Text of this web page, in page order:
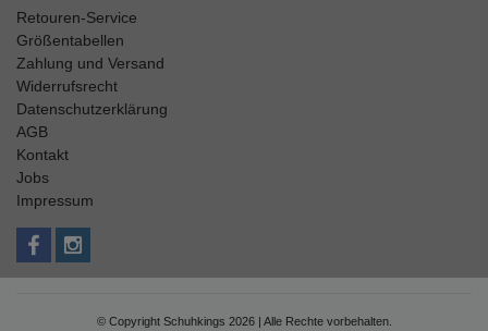
Retouren-Service
Größentabellen
Zahlung und Versand
Widerrufsrecht
Datenschutzerklärung
AGB
Kontakt
Jobs
Impressum
© Copyright Schuhkings 2026 | Alle Rechte vorbehalten.